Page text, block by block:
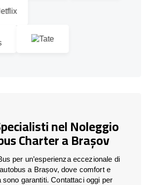
nel Noleggio
Charter a Brașov
per un’esperienza eccezionale di
a Brașov, dove comfort e
sono garantiti. Contattaci oggi per